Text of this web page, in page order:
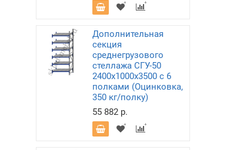
Дополнительная
секция
среднегрузового
стеллажа СГУ-50
2400х1000х3500 с 6
полками (Оцинковка,
350 кг/полку)
55 882 р.